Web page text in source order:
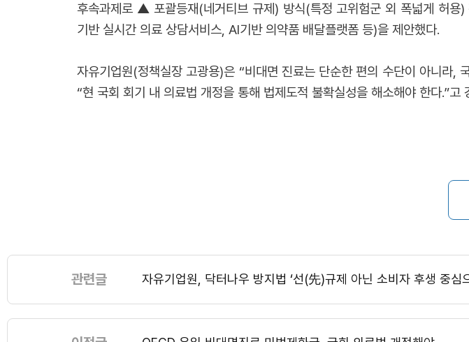
후속과제로 ▲ 포괄등재(네거티브 규제) 방식(특정 고위험군 외 폭넓게 허
기반 실시간 의료 상담서비스, AI기반 의약품 배달플랫폼 등)을 제안했다.
자유기업원(정책실장 고광용)은 “비대면 진료는 단순한 편의 수단이 아니라,
“현 국회 회기 내 의료법 개정을 통해 법제도적 불확실성을 해소해야 한다.”고
관련글 자유기업원, 닥터나우 방지법 ‘선(先)규제 아닌 소비자 후생 중심